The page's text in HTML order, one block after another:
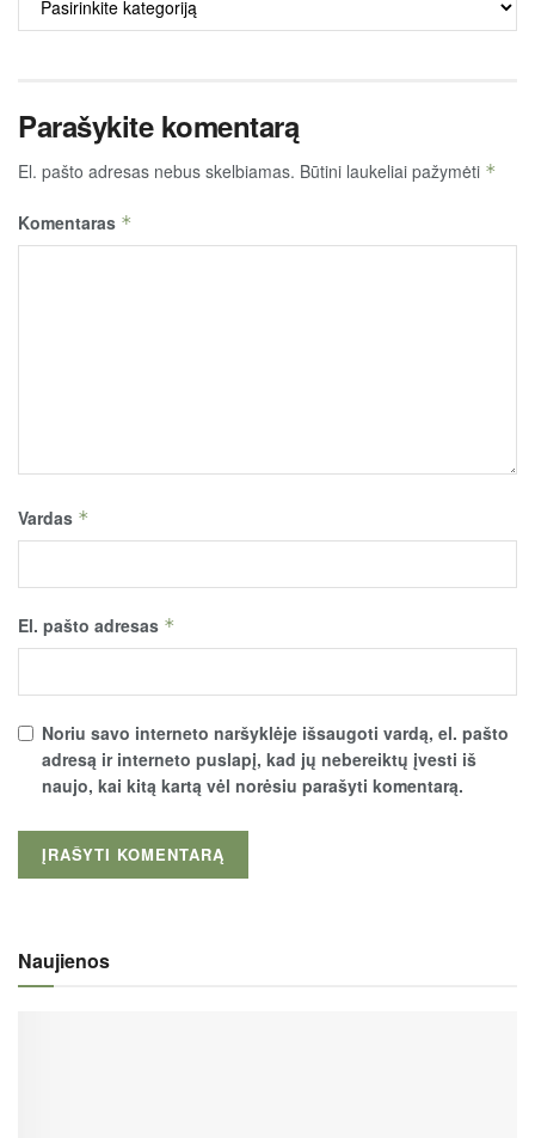
TURINYS
Parašykite komentarą
El. pašto adresas nebus skelbiamas. Būtini laukeliai pažymėti *
Komentaras *
Vardas *
El. pašto adresas *
Noriu savo interneto naršyklėje išsaugoti vardą, el. pašto
adresą ir interneto puslapį, kad jų nebereiktų įvesti iš
naujo, kai kitą kartą vėl norėsiu parašyti komentarą.
Naujienos